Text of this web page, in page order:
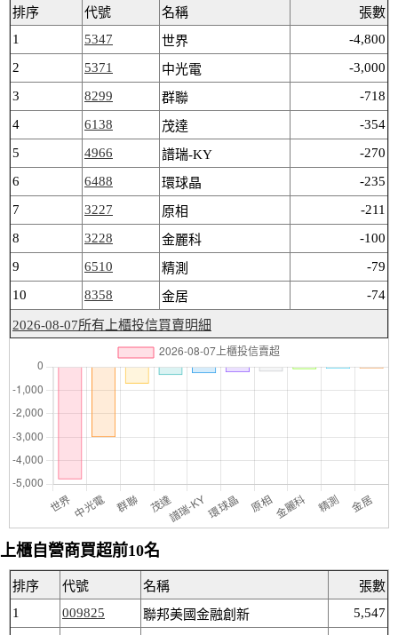
排序 代號 名稱
張數
1
5347 世界
-4,800
2
5371 中光電
-3,000
3
8299 群聯
-718
4
6138 茂達
-354
5
4966 譜瑞-KY
-270
6
6488 環球晶
-235
7
3227 原相
-211
8
3228 金麗科
-100
9
6510 精測
-79
10
8358 金居 -74
2026-08-07所有上櫃投信買賣明細
上櫃自營商買超前10名
排序 代號 名稱
張數
1
009825 聯邦美國金融創新
5,547